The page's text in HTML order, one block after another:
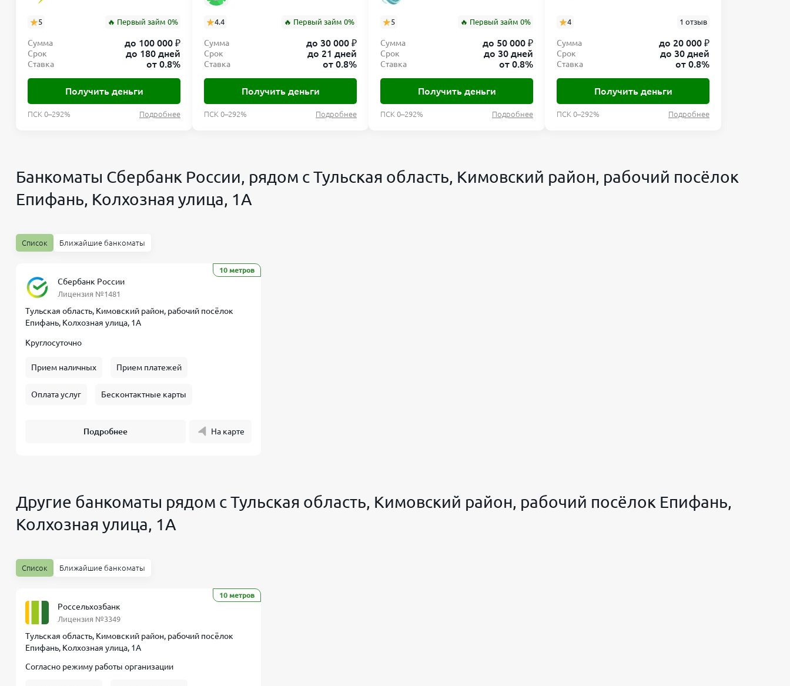
5 🔥 Первый займ 0%
Сумма до 100 000 ₽
Срок до 180 дней
Ставка от 0.8%
Получить деньги
ПСК 0–292% Подробнее
4.4 🔥 Первый займ 0%
Сумма до 30 000 ₽
Срок до 21 дней
Ставка от 0.8%
Получить деньги
ПСК 0–292% Подробнее
5 🔥 Первый займ 0%
Сумма до 50 000 ₽
Срок до 30 дней
Ставка от 0.8%
Получить деньги
ПСК 0–292% Подробнее
4 1 отзыв
Сумма до 20 000 ₽
Срок до 30 дней
Ставка от 0.8%
Получить деньги
ПСК 0–292% Подробнее
Банкоматы Сбербанк России, рядом с Тульская область, Кимовский район, рабочий посёлок
Епифань, Колхозная улица, 1А
Список Ближайшие банкоматы
10 метров
Сбербанк России
Лицензия №1481
Тульская область, Кимовский район, рабочий посёлок
Епифань, Колхозная улица, 1А
Круглосуточно
Прием наличных Прием платежей
Оплата услуг Бесконтактные карты
Подробнее На карте
Другие банкоматы рядом с Тульская область, Кимовский район, рабочий посёлок Епифань,
Колхозная улица, 1А
Список Ближайшие банкоматы
10 метров
Россельхозбанк
Лицензия №3349
Тульская область, Кимовский район, рабочий посёлок
Епифань, Колхозная улица, 1А
Согласно режиму работы организации